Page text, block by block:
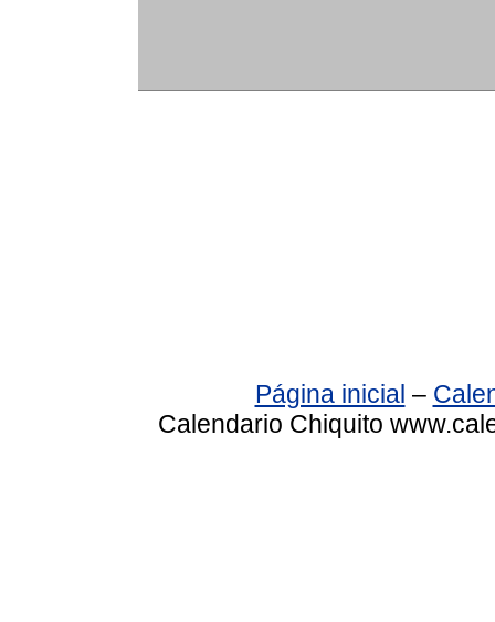
Página inicial –
Calendario Chiquito